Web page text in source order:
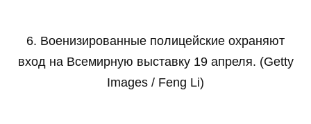
6. Военизированные полицейские охраняют
вход на Всемирную выставку 19 апреля. (Getty
Images / Feng Li)